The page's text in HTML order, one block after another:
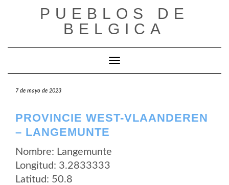
PUEBLOS DE
BELGICA
Cambiar modo de navegación
7 de mayo de 2023
PROVINCIE WEST-VLAANDEREN
– LANGEMUNTE
Nombre: Langemunte
Longitud: 3.2833333
Latitud: 50.8